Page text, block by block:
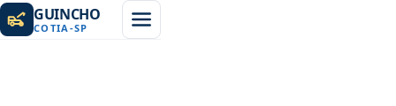
GUINCHO
COTIA -SP